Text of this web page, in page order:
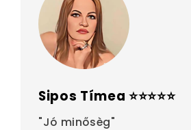
Sipos Tímea ⭐⭐⭐⭐⭐
"Jó minősèg"